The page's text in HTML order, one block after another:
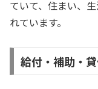
ていて、住まい、
れています。
給付・補助・